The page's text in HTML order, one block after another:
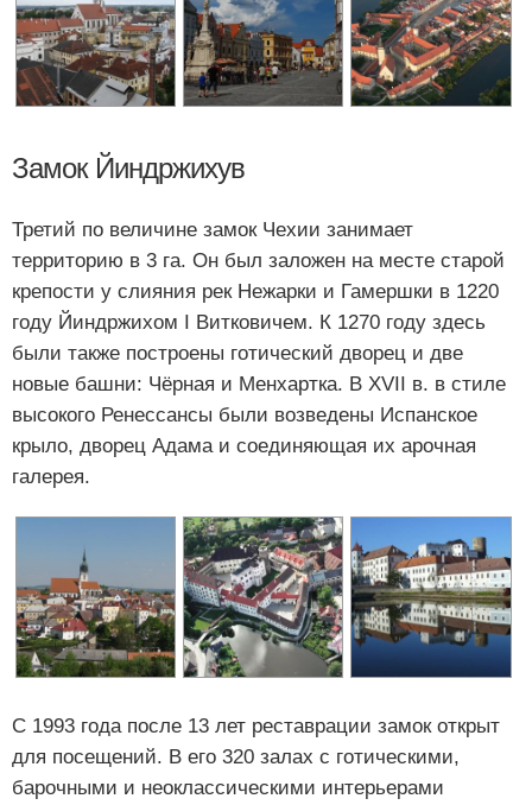
Замок Йиндржихув
Третий по величине замок Чехии занимает
территорию в 3 га. Он был заложен на месте старой
крепости у слияния рек Нежарки и Гамершки в 1220
году Йиндржихом I Витковичем. К 1270 году здесь
были также построены готический дворец и две
новые башни: Чёрная и Менхартка. В XVII в. в стиле
высокого Ренессансы были возведены Испанское
крыло, дворец Адама и соединяющая их арочная
галерея.
С 1993 года после 13 лет реставрации замок открыт
для посещений. В его 320 залах с готическими,
барочными и неоклассическими интерьерами